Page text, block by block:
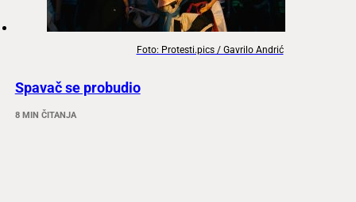
Foto: Protesti.pics / Gavrilo Andrić
Spavač se probudio
8 MIN ČITANJA